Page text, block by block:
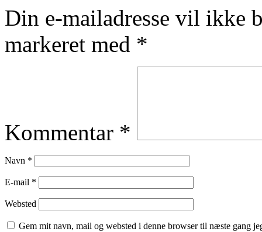
Din e-mailadresse vil ikke
markeret med *
Kommentar *
Navn *
E-mail *
Websted
Gem mit navn, mail og websted i denne browser til næste gang